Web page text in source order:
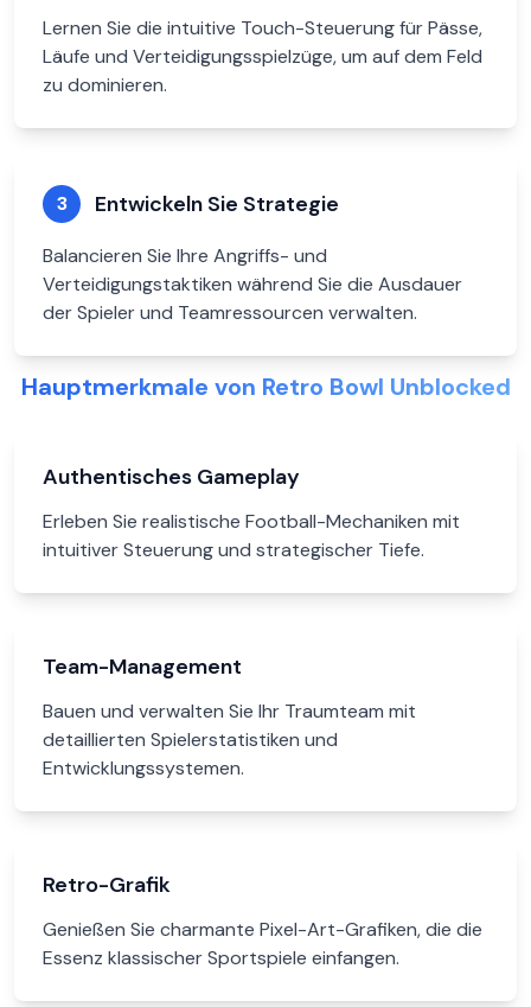
Lernen Sie die intuitive Touch-Steuerung für Pässe,
Läufe und Verteidigungsspielzüge, um auf dem Feld
zu dominieren.
3 Entwickeln Sie Strategie
Balancieren Sie Ihre Angriffs- und
Verteidigungstaktiken während Sie die Ausdauer
der Spieler und Teamressourcen verwalten.
Hauptmerkmale von Retro Bowl Unblocked
Authentisches Gameplay
Erleben Sie realistische Football-Mechaniken mit
intuitiver Steuerung und strategischer Tiefe.
Team-Management
Bauen und verwalten Sie Ihr Traumteam mit
detaillierten Spielerstatistiken und
Entwicklungssystemen.
Retro-Grafik
Genießen Sie charmante Pixel-Art-Grafiken, die die
Essenz klassischer Sportspiele einfangen.